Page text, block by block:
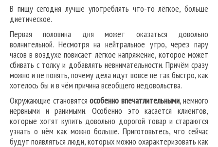
В пищу сегодня лучше употреблять что-то лёгкое, больше
диетическое.
Первая половина дня может оказаться довольно
волнительной. Несмотря на нейтральное утро, через пару
часов в воздухе повисает лёгкое напряжение, которое может
сбивать с толку и добавлять невнимательности. Причём сразу
можно и не понять, почему дела идут вовсе не так быстро, как
хотелось бы и в чём причина всеобщего недовольства.
Окружающие становятся особенно впечатлительными, немного
нервными и ранимыми. Особенно это касается клиентов,
которые хотят купить довольно дорогой товар и стараются
узнать о нём как можно больше. Приготовьтесь, что сейчас
будут появляться люди, которых можно охарактеризовать как